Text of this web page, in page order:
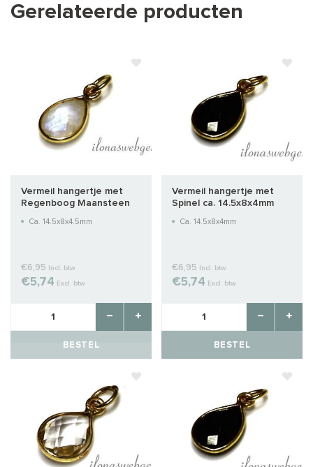
Gerelateerde producten
Vermeil hangertje met
Regenboog Maansteen
Ca. 14.5x8x4.5mm
€6,95 Incl. btw
€5,74 Excl. btw
BESTEL
Vermeil hangertje met
Spinel ca. 14.5x8x4mm
Ca. 14.5x8x4mm
€6,95 Incl. btw
€5,74 Excl. btw
BESTEL